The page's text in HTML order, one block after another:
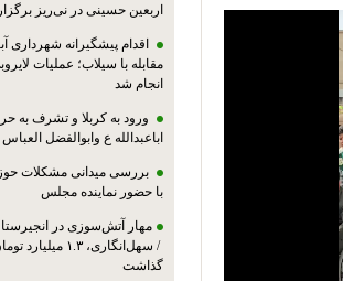
اربعین حسینی در نی‌ریز
اقدام پیشگیرانه شهرداری
مقابله با سیلاب؛ عملیات
انجام شد
ورود به کربلا و تشرف
اباعبدالله ع وابوالفضل
بررسی میدانی مشکلات
با حضور نماینده مجلس
مهار آتش‌سوزی در
/ سهل‌انگاری، ۱.۳
گذاشت